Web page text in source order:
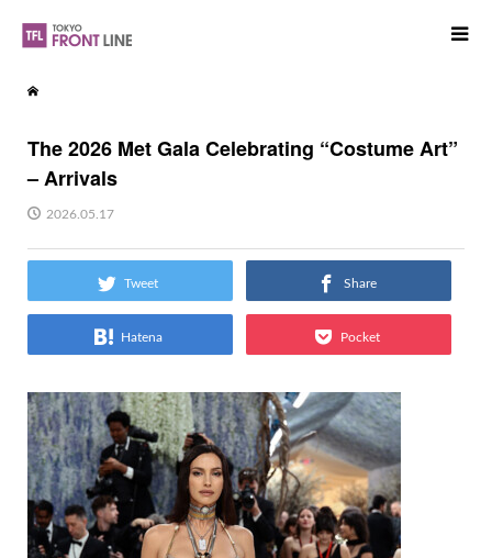
The 2026 Met Gala Celebrating “Costume Art”
– Arrivals
2026.05.17
Tweet Share
Hatena Pocket